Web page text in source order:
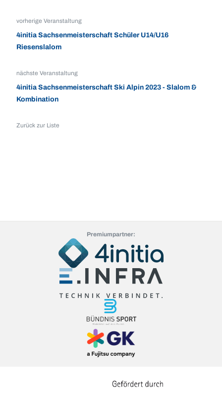
vorherige Veranstaltung
4initia Sachsenmeisterschaft Schüler U14/U16
Riesenslalom
nächste Veranstaltung
4initia Sachsenmeisterschaft Ski Alpin 2023 - Slalom &
Kombination
Zurück zur Liste
Premiumpartner: